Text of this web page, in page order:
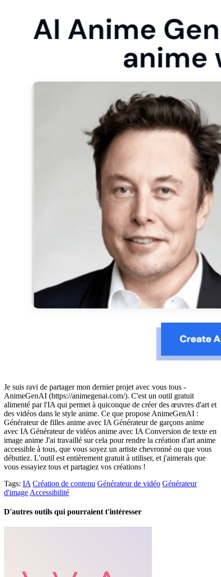
Je suis ravi de partager mon dernier projet avec vous tous -
AnimeGenAI (https://animegenai.com/). C'est un outil gratuit
alimenté par l'IA qui permet à quiconque de créer des œuvres d'art et
des vidéos dans le style anime. Ce que propose AnimeGenAI :
Générateur de filles anime avec IA Générateur de garçons anime
avec IA Générateur de vidéos anime avec IA Conversion de texte en
image anime J'ai travaillé sur cela pour rendre la création d'art anime
accessible à tous, que vous soyez un artiste chevronné ou que vous
débutiez. L'outil est entièrement gratuit à utiliser, et j'aimerais que
vous essayiez tous et partagiez vos créations !
Tags: IA Création de contenu Générateur de vidéo Générateur
d'image Accessibilité
D'autres outils qui pourraient t'intéresser